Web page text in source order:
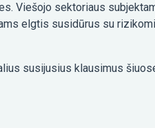
Viešojo sektoriaus
elgtis susidūrus su
susijusius klausimus